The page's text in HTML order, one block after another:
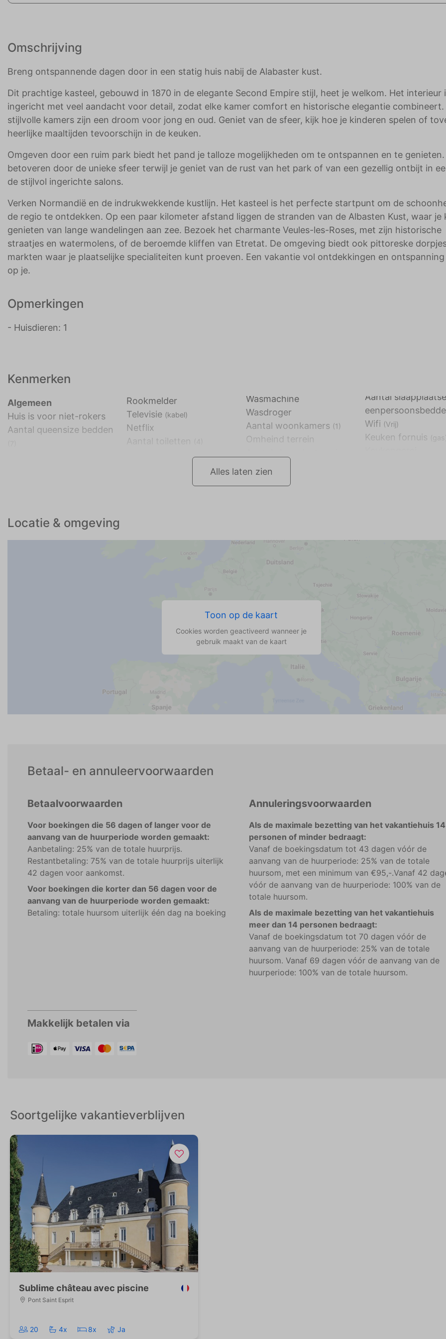
Omschrijving
Breng ontspannende dagen door in een statig huis nabij de Alabaster kust.
Dit prachtige kasteel, gebouwd in 1870 in de elegante Second Empire stijl, heet je welkom. Het interieur
ingericht met veel aandacht voor detail, zodat elke kamer comfort en historische elegantie combineert.
stijlvolle kamers zijn een droom voor jong en oud. Geniet van de sfeer, kijk hoe je kinderen spelen of
heerlijke maaltijden tevoorschijn in de keuken.
Omgeven door een ruim park biedt het pand je talloze mogelijkheden om te ontspannen en te
betoveren door de unieke sfeer terwijl je geniet van de rust van het park of van een gezellig ontbijt in
de stijlvol ingerichte salons.
Verken Normandië en de indrukwekkende kustlijn. Het kasteel is het perfecte startpunt om de
de regio te ontdekken. Op een paar kilometer afstand liggen de stranden van de Albasten Kust, waar je
genieten van lange wandelingen aan zee. Bezoek het charmante Veules-les-Roses, met zijn historische
straatjes en watermolens, of de beroemde kliffen van Etretat. De omgeving biedt ook pittoreske
markten waar je plaatselijke specialiteiten kunt proeven. Een vakantie vol ontdekkingen en
op je.
Opmerkingen
- Huisdieren: 1
Kenmerken
Algemeen
Huis is voor niet-rokers
Aantal queensize bedden
Rookmelder
Televisie (kabel)
Netflix
Aantal toiletten
Wasmachine
Wasdroger
Aantal woonkamers (1)
Omheind terrein
Aantal
Wifi (Vrij)
Keuken fornuis
Alles laten zien
Locatie & omgeving
Toon op de kaart
Cookies worden geactiveerd wanneer je
gebruik maakt van de kaart
Betaal- en annuleervoorwaarden
Betaalvoorwaarden
Voor boekingen die 56 dagen of langer voor de
aanvang van de huurperiode worden gemaakt:
Aanbetaling: 25% van de totale huurprijs.
Restantbetaling: 75% van de totale huurprijs uiterlijk
42 dagen voor aankomst.
Voor boekingen die korter dan 56 dagen voor de
aanvang van de huurperiode worden gemaakt:
Betaling: totale huursom uiterlijk één dag na boeking
Annuleringsvoorwaarden
Als de maximale bezetting van het vakantiehuis 14
personen of minder bedraagt:
Vanaf de boekingsdatum tot 43 dagen vóór de
aanvang van de huurperiode: 25% van de totale
huursom, met een minimum van €95,-.Vanaf 42
vóór de aanvang van de huurperiode: 100% van de
totale huursom.
Als de maximale bezetting van het vakantiehuis
meer dan 14 personen bedraagt:
Vanaf de boekingsdatum tot 70 dagen vóór de
aanvang van de huurperiode: 25% van de totale
huursom. Vanaf 69 dagen vóór de aanvang van de
huurperiode: 100% van de totale huursom.
Makkelijk betalen via
Soortgelijke vakantieverblijven
Sublime château avec piscine
Pont Saint Esprit
20 4x 8x Ja